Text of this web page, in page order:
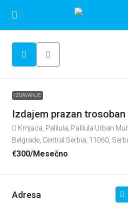
IZDAVANJE
Izdajem prazan trosoban
Krnjaca, Palilula, Palilula Urban
Belgrade, Central Serbia, 11060,
€300/Mesečno
Adresa